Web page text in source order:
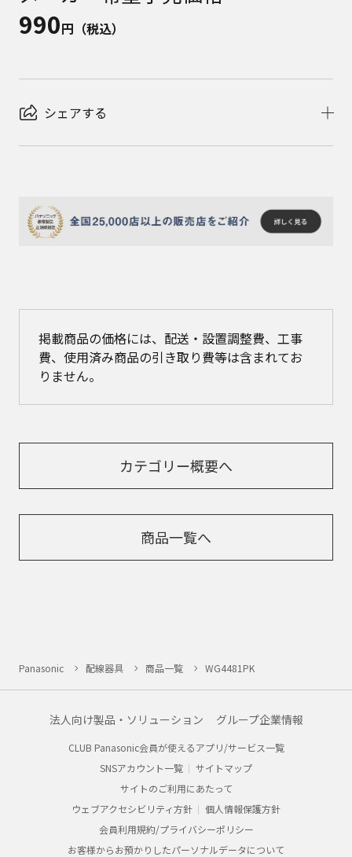
990円（税込）
シェアする
掲載商品の価格には、配送・設置調整費、工事
費、使用済み商品の引き取り費等は含まれてお
りません。
カテゴリー概要へ
商品一覧へ
Panasonic 配線器具 商品一覧 WG4481PK
法人向け製品・ソリューション グループ企業情報
CLUB Panasonic会員が使えるアプリ/サービス一覧
SNSアカウント一覧
サイトマップ
サイトのご利用にあたって
ウェブアクセシビリティ方針
個人情報保護方針
会員利用規約/プライバシーポリシー
お客様からお預かりしたパーソナルデータについて